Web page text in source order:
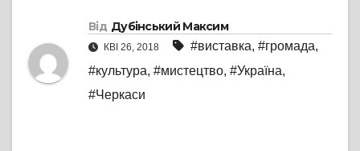
Від Дубінський Максим
КВІ 26, 2018 #виставка, #громада,
#культура, #мистецтво, #Україна,
#Черкаси